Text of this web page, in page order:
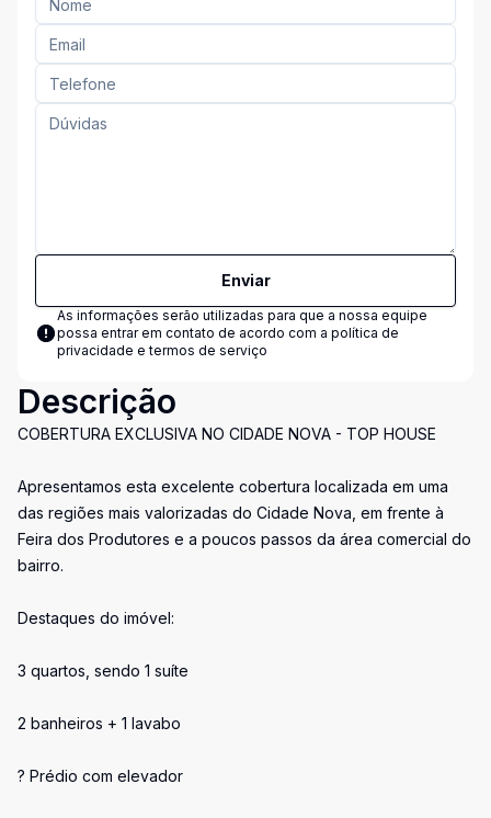
Enviar
As informações serão utilizadas para que a nossa equipe
possa entrar em contato de acordo com a política de
privacidade e termos de serviço
Descrição
COBERTURA EXCLUSIVA NO CIDADE NOVA - TOP HOUSE
Apresentamos esta excelente cobertura localizada em uma
das regiões mais valorizadas do Cidade Nova, em frente à
Feira dos Produtores e a poucos passos da área comercial do
bairro.
Destaques do imóvel:
3 quartos, sendo 1 suíte
2 banheiros + 1 lavabo
? Prédio com elevador